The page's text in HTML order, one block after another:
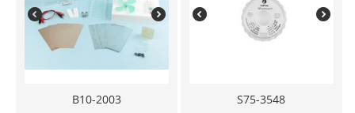
B10-2003 S75-3548